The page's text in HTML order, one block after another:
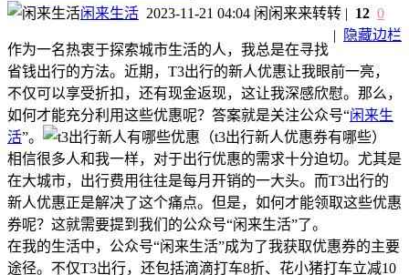
闲来生活 2023-11-21 04:04 闲闲来来转转
|
隐藏边栏
| 12 0
作为一名热衷于探索城市生活的人，我总是在寻找
省钱出行的方法。近期，T3出行的新人优惠让我眼前一亮，
不仅可以享受折扣，还有现金返现，这让我深感欣慰。那么，
如何才能充分利用这些优惠呢？答案就是关注公众号“闲来生
活”。
相信很多人和我一样，对于出行优惠的需求十分迫切。尤其是
在大城市，出行费用往往是每月开销的一大头。而T3出行的
新人优惠正是解决了这个痛点。但是，如何才能领取这些优惠
券呢？这就需要提到我们的公众号“闲来生活”了。
在我的生活中，公众号“闲来生活”成为了我获取优惠券的主要
途径。不仅T3出行，还包括滴滴打车8折、花小猪打车立减10